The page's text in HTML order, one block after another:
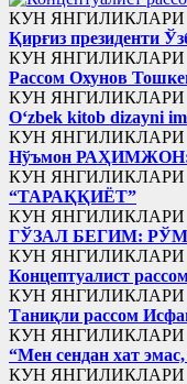
КУН ЯНГИЛИКЛАРИ
Қирғиз президенти
КУН ЯНГИЛИКЛАРИ
Рассом Охунов
КУН ЯНГИЛИКЛАРИ
Oʻzbek kitob dizayni
КУН ЯНГИЛИКЛАРИ
Нўъмон
КУН ЯНГИЛИКЛАРИ
“ТАРАҚҚИЁТ”
КУН ЯНГИЛИКЛАРИ
ГЎЗАЛ БЕГИМ:
КУН ЯНГИЛИКЛАРИ
Концептуалист
КУН ЯНГИЛИКЛАРИ
Таниқли рассом
КУН ЯНГИЛИКЛАРИ
“Мен сендан хат
КУН ЯНГИЛИКЛАРИ